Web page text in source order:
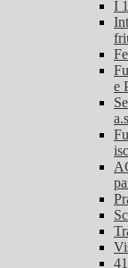
I
e